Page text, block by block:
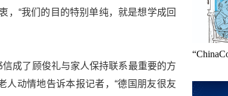
，“我们的目的特别单纯，就是想学成回
成了顾俊礼与家人保持联系最重要的方
人动情地告诉本报记者，“德国朋友很友